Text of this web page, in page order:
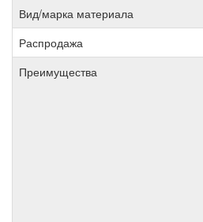
Вид/марка материала
Распродажа
Преимущества